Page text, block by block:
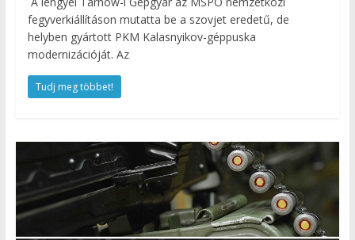
fegyverkiállításon mutatta be a szovjet eredetű, de
helyben gyártott PKM Kalasnyikov-géppuska
modernizációját. Az
Tudj meg többet!